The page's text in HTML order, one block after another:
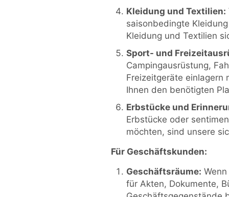
Kleidung und Textilien:
saisonbedingte
Kleidung und Textilien
Sport- und
Campingausrüstung,
Freizeitgeräte einlagern
Ihnen den benötigten
Erbstücke und
Erbstücke oder
möchten, sind unsere
Für Geschäftskunden:
Geschäftsräume:
für Akten, Dokumente,